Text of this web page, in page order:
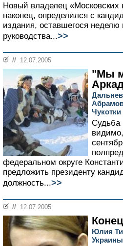
Новый владелец
наконец, определился с
издания, оставшегося
руководства...>>
// 12.07.2005
"Мы
Чукотки
Судьба
федеральном округе
предложить президенту
должность...>>
// 12.07.2005
Юлия